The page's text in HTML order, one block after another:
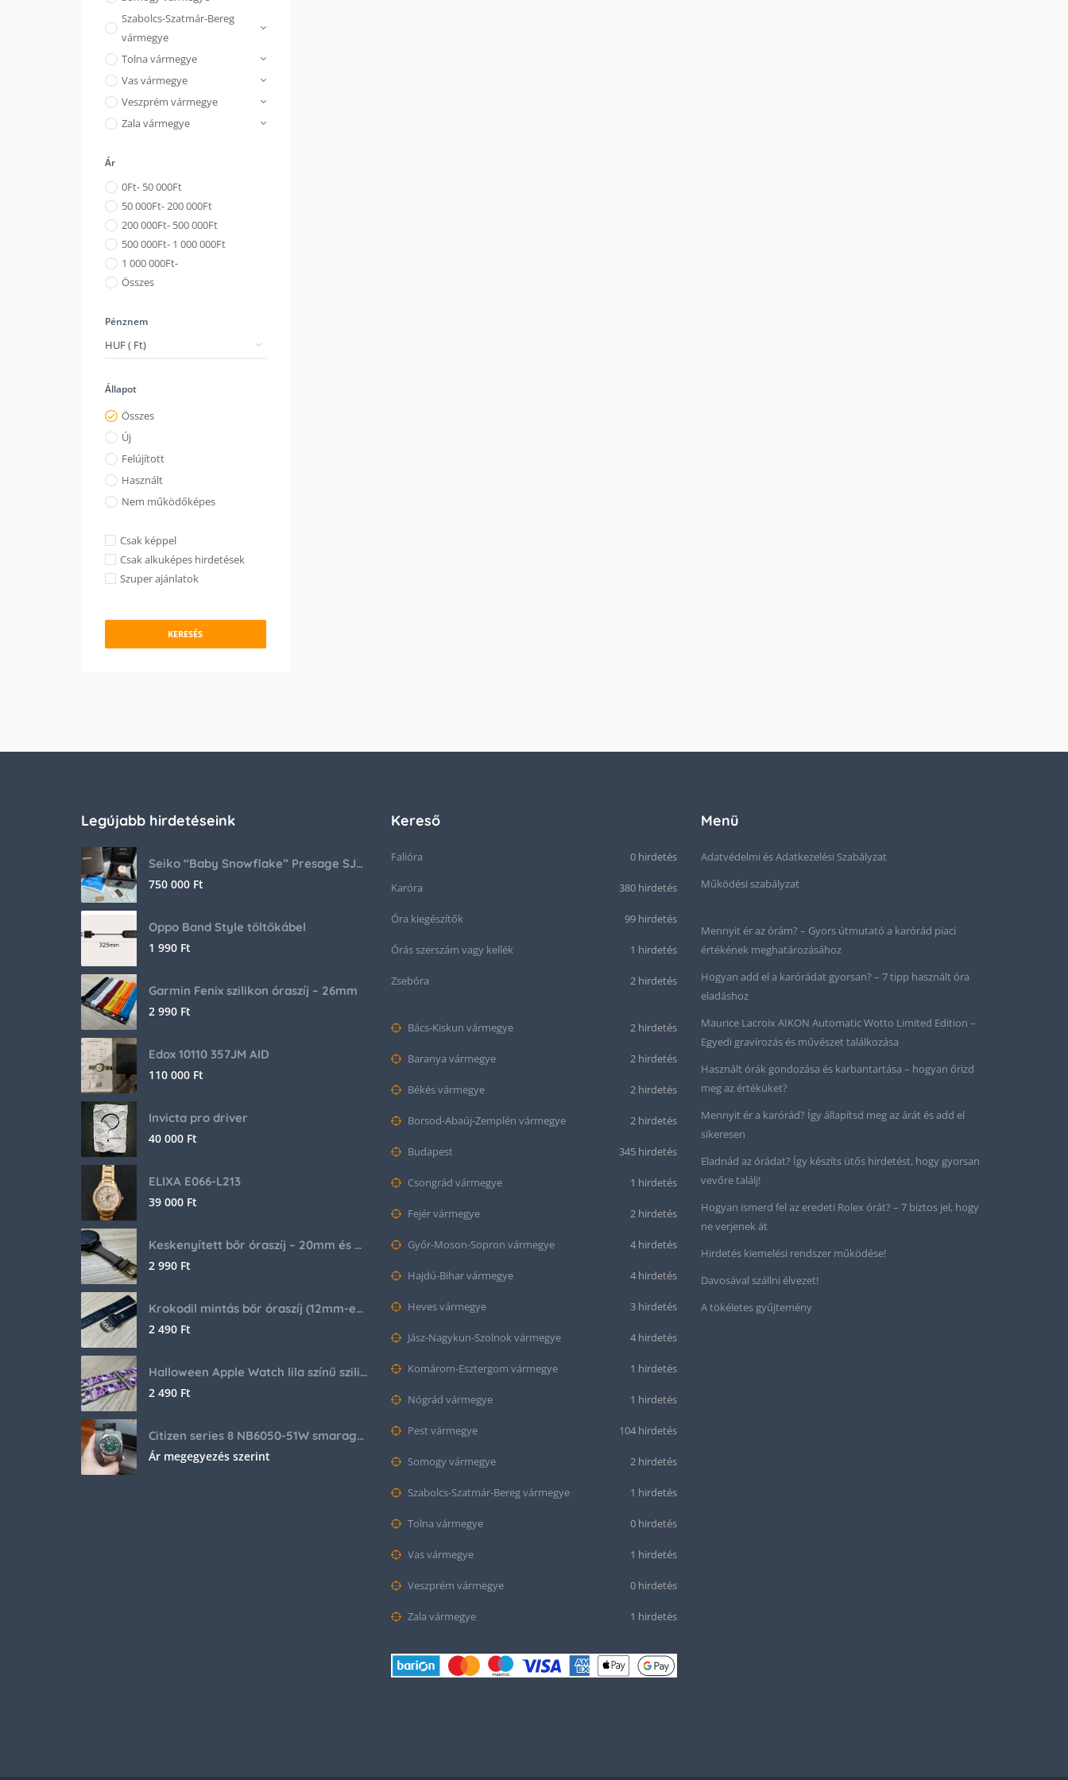
Szabolcs-Szatmár-Bereg
vármegye
Tolna vármegye
Vas vármegye
Veszprém vármegye
Zala vármegye
Ár
0Ft- 50 000Ft
50 000Ft- 200 000Ft
200 000Ft- 500 000Ft
500 000Ft- 1 000 000Ft
1 000 000Ft-
Összes
Pénznem
Állapot
Összes
Új
Felújított
Használt
Nem működőképes
Csak képpel
Csak alkuképes hirdetések
Szuper ajánlatok
KERESÉS
Legújabb hirdetéseink
Seiko “Baby Snowflake” Presage SJE073J1/SARA015 Limited Edition
750 000 Ft
Oppo Band Style töltőkábel
1 990 Ft
Garmin Fenix szilikon óraszíj – 26mm
2 990 Ft
Edox 10110 357JM AID
110 000 Ft
Invicta pro driver
40 000 Ft
ELIXA E066-L213
39 000 Ft
Keskenyített bőr óraszíj – 20mm és 22mm méretben
2 990 Ft
Krokodil mintás bőr óraszíj (12mm-es befogóval rendelkező órához)
2 490 Ft
Halloween Apple Watch lila színű szilikon óraszíj
2 490 Ft
Citizen series 8 NB6050-51W smaragd színű számlappal
Ár megegyezés szerint
Kereső
Falióra 0 hirdetés
Karóra 380 hirdetés
Óra kiegészítők 99 hirdetés
Órás szerszám vagy kellék 1 hirdetés
Zsebóra 2 hirdetés
Bács-Kiskun vármegye 2 hirdetés
Baranya vármegye 2 hirdetés
Békés vármegye 2 hirdetés
Borsod-Abaúj-Zemplén vármegye 2 hirdetés
Budapest 345 hirdetés
Csongrád vármegye 1 hirdetés
Fejér vármegye 2 hirdetés
Győr-Moson-Sopron vármegye 4 hirdetés
Hajdú-Bihar vármegye 4 hirdetés
Heves vármegye 3 hirdetés
Jász-Nagykun-Szolnok vármegye 4 hirdetés
Komárom-Esztergom vármegye 1 hirdetés
Nógrád vármegye 1 hirdetés
Pest vármegye 104 hirdetés
Somogy vármegye 2 hirdetés
Szabolcs-Szatmár-Bereg vármegye 1 hirdetés
Tolna vármegye 0 hirdetés
Vas vármegye 1 hirdetés
Veszprém vármegye 0 hirdetés
Zala vármegye 1 hirdetés
Menü
Adatvédelmi és Adatkezelési Szabályzat
Működési szabályzat
Mennyit ér az órám? – Gyors útmutató a karórád piaci
értékének meghatározásához
Hogyan add el a karórádat gyorsan? – 7 tipp használt óra
eladáshoz
Maurice Lacroix AIKON Automatic Wotto Limited Edition –
Egyedi gravírozás és művészet találkozása
Használt órák gondozása és karbantartása – hogyan őrizd
meg az értéküket?
Mennyit ér a karórád? Így állapítsd meg az árát és add el
sikeresen
Eladnád az órádat? Így készíts ütős hirdetést, hogy gyorsan
vevőre találj!
Hogyan ismerd fel az eredeti Rolex órát? – 7 biztos jel, hogy
ne verjenek át
Hirdetés kiemelési rendszer működése!
Davosával szállni élvezet!
A tökéletes gyűjtemény